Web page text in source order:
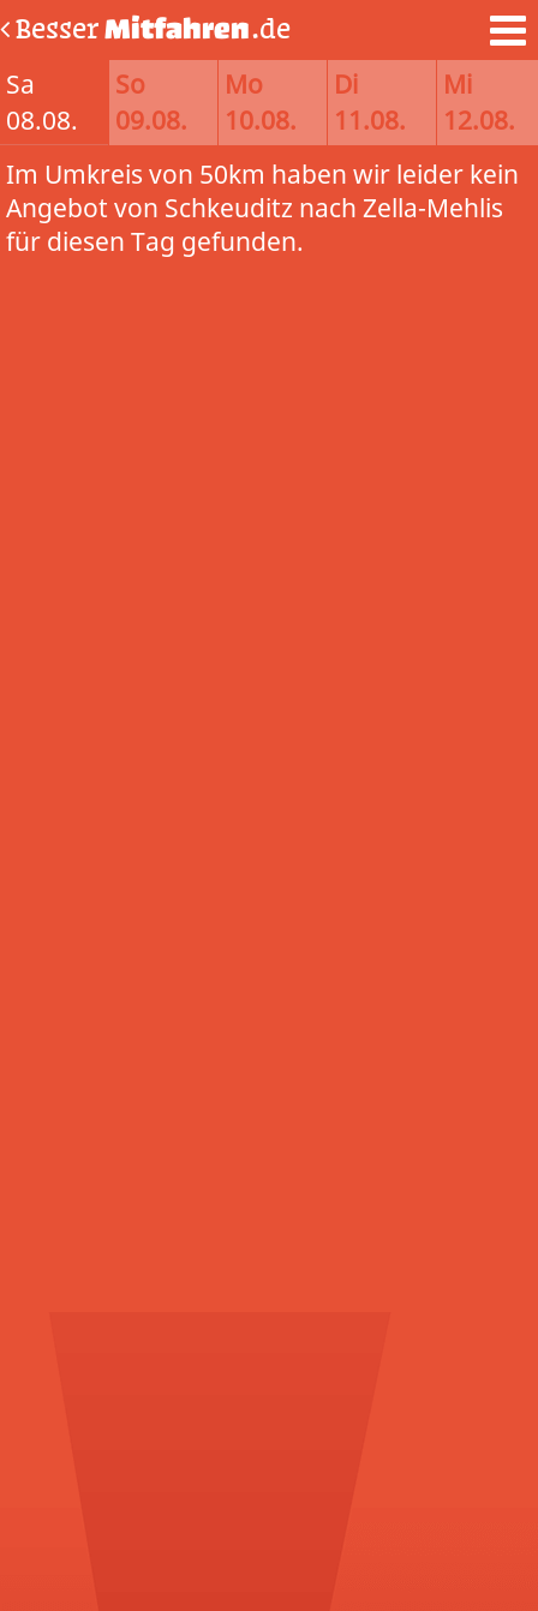
BesserMitfahren.de
Sa
08.08.
So
09.08.
Mo
10.08.
Di
11.08.
Mi
12.08.
Im Umkreis von 50km haben wir leider kein
Angebot von Schkeuditz nach Zella-Mehlis
für diesen Tag gefunden.